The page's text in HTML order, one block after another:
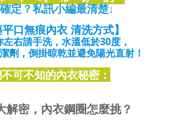
定？私訊小編最清楚↓
平口無痕內衣 清洗方式】
右請手洗，水溫低於30度，
劑，倒掛晾乾並避免陽光直射！
可不知的內衣秘密：
解密，內衣鋼圈怎麼挑？